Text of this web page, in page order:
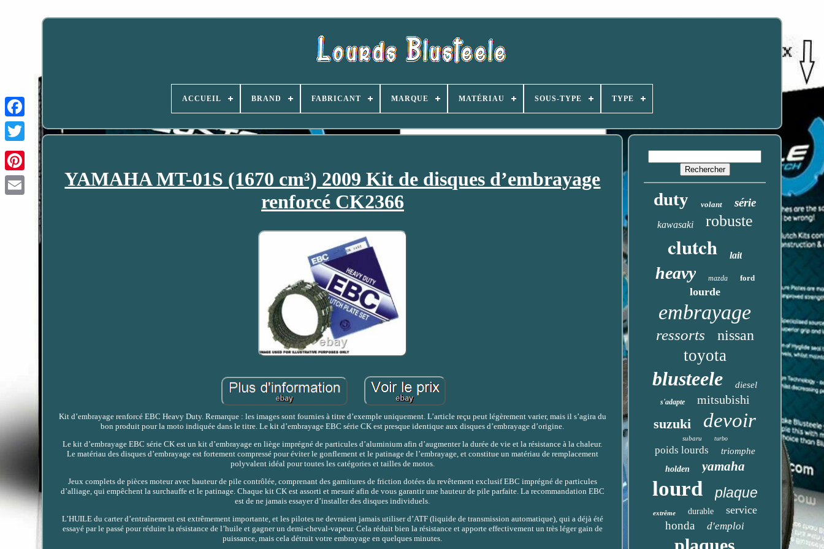
ACCUEIL BRAND FABRICANT MARQUE MATÉRIAU SOUS-TYPE TYPE
YAMAHA MT-01S (1670 cm³) 2009 Kit de disques d’embrayage
renforcé CK2366
Kit d’embrayage renforcé EBC Heavy Duty. Remarque : les images sont fournies à titre d’exemple uniquement. L’article reçu peut légèrement varier, mais il s’agira du
bon produit pour la moto indiquée dans le titre. Le kit d’embrayage EBC série CK est presque identique aux disques d’embrayage d’origine.
Le kit d’embrayage EBC série CK est un kit d’embrayage en liège imprégné de particules d’aluminium afin d’augmenter la durée de vie et la résistance à la chaleur.
Le matériau des disques d’embrayage est fortement compressé pour éviter le gonflement et le patinage de l’embrayage, et constitue un matériau de remplacement
polyvalent idéal pour toutes les catégories et tailles de motos.
Jeux complets de pièces moteur avec hauteur de pile contrôlée, comprenant des garnitures de friction dotées du revêtement exclusif EBC imprégné de particules
d’alliage, qui empêchent la surchauffe et le patinage. Chaque kit CK est assorti et mesuré afin de vous garantir une hauteur de pile parfaite. La recommandation EBC
est de ne jamais essayer d’installer des disques individuels.
L’HUILE du carter d’entraînement est extrêmement importante, et les pilotes ne devraient jamais utiliser d’ATF (liquide de transmission automatique), qui a déjà été
essayé par le passé pour réduire la résistance de l’huile et gagner un demi-cheval-vapeur. Cela réduit bien la résistance et apporte effectivement un très léger gain de
puissance, mais cela détruit votre embrayage en quelques minutes.
duty volant série
kawasaki robuste
clutch lait
heavy mazda ford
lourde
embrayage
ressorts nissan
toyota
blusteele diesel
s'adapte mitsubishi
suzuki devoir
subaru turbo
poids lourds triomphe
holden yamaha
lourd plaque
extrême durable service
honda d'emploi